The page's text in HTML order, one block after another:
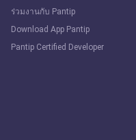
ร่วมงานกับ Pantip
Download App Pantip
Pantip Certified Developer